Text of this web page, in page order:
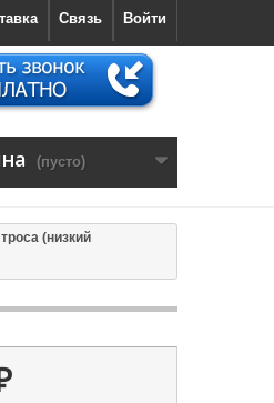
Войти
Связь
(пусто)
(низкий